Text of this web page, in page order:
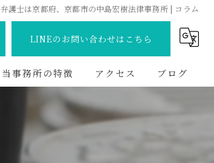
弁護士は京都府、京都市の中島宏樹法律事務所 | コラム
LINEのお問い合わせはこちら
当事務所の特徴 アクセス ブログ
コラム